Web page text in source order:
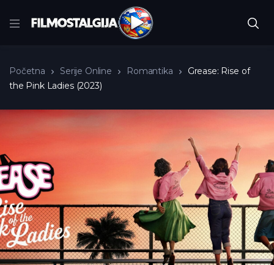
Početna Serije Online Romantika
Grease: Rise of
the Pink Ladies (2023)